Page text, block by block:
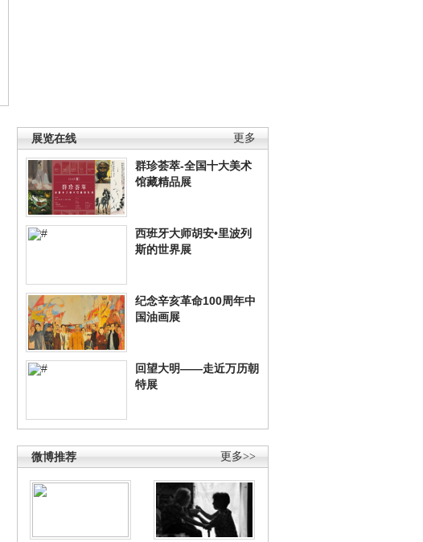
更多
展览在线
群珍荟萃-全国十大美术
馆藏精品展
西班牙大师胡安•里波列
斯的世界展
纪念辛亥革命100周年中
国油画展
回望大明——走近万历朝
特展
更多>>
微博推荐